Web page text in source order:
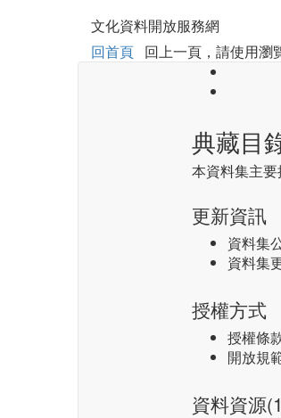
文化資料開放服務網
回首頁 回上一頁，請使用
典藏目
本資料集主
更新資訊
資料集
資料集
授權方式
授權條
開放規
資料資源